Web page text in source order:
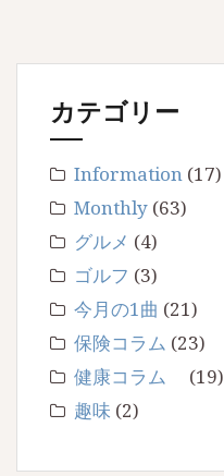
カテゴリー
Information (17)
Monthly (63)
グルメ (4)
ゴルフ (3)
今月の1曲 (21)
保険コラム (23)
健康コラム
(19)
趣味 (2)